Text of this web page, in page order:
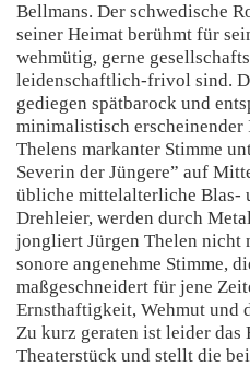
Bellmans. Der schwedische
seiner Heimat berühmt für
wehmütig, gerne
leidenschaftlich-frivol sind.
gediegen spätbarock und
minimalistisch erscheinender
Thelens markanter Stimme
Severin der Jüngere” auf
übliche mittelalterliche Blas-
Drehleier, werden durch
jongliert Jürgen Thelen nicht
sonore angenehme Stimme,
maßgeschneidert für jene
Ernsthaftigkeit, Wehmut und
Zu kurz geraten ist leider das
Theaterstück und stellt die